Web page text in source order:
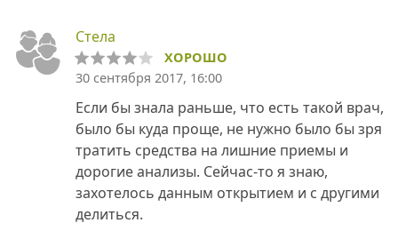
Стела
ХОРОШО
30 сентября 2017, 16:00
Если бы знала раньше, что есть такой врач,
было бы куда проще, не нужно было бы зря
тратить средства на лишние приемы и
дорогие анализы. Сейчас-то я знаю,
захотелось данным открытием и с другими
делиться.